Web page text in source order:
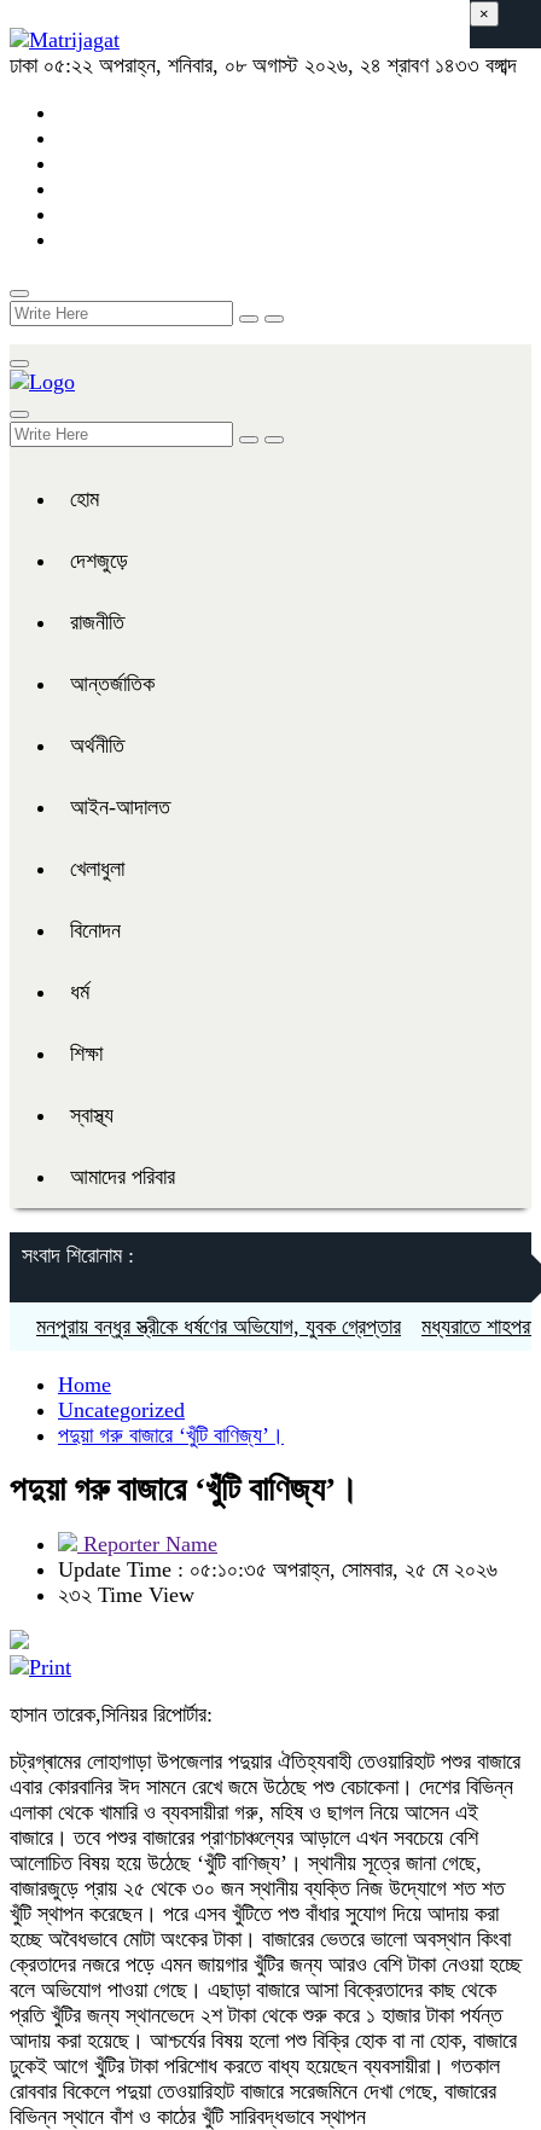
ঢাকা ০৫:২২ অপরাহ্ন, শনিবার, ০৮ অগাস্ট ২০২৬, ২৪ শ্রাবণ ১৪৩৩ বঙ্গাব্দ
হোম
দেশজুড়ে
রাজনীতি
আন্তর্জাতিক
অর্থনীতি
আইন-আদালত
খেলাধুলা
বিনোদন
ধর্ম
শিক্ষা
স্বাস্থ্য
আমাদের পরিবার
সংবাদ শিরোনাম :
বন্ধুর স্ত্রীকে ধর্ষণের অভিযোগ, যুবক গ্রেপ্তার মধ্যরাতে শাহপরান
×
Home
Uncategorized
পদুয়া গরু বাজারে ‘খুঁটি বাণিজ্য’।
পদুয়া গরু বাজারে ‘খুঁটি বাণিজ্য’।
Reporter Name
Update Time : ০৫:১০:৩৫ অপরাহ্ন, সোমবার, ২৫ মে ২০২৬
২৩২ Time View
হাসান তারেক,সিনিয়র রিপোর্টার:
চট্রগ্ৰামের লোহাগাড়া উপজেলার পদুয়ার ঐতিহ্যবাহী তেওয়ারিহাট পশুর বাজারে
এবার কোরবানির ঈদ সামনে রেখে জমে উঠেছে পশু বেচাকেনা। দেশের বিভিন্ন
এলাকা থেকে খামারি ও ব্যবসায়ীরা গরু, মহিষ ও ছাগল নিয়ে আসেন এই
বাজারে। তবে পশুর বাজারের প্রাণচাঞ্চল্যের আড়ালে এখন সবচেয়ে বেশি
আলোচিত বিষয় হয়ে উঠেছে ‘খুঁটি বাণিজ্য’। স্থানীয় সূত্রে জানা গেছে,
বাজারজুড়ে প্রায় ২৫ থেকে ৩০ জন স্থানীয় ব্যক্তি নিজ উদ্যোগে শত শত
খুঁটি স্থাপন করেছেন। পরে এসব খুঁটিতে পশু বাঁধার সুযোগ দিয়ে আদায় করা
হচ্ছে অবৈধভাবে মোটা অংকের টাকা। বাজারের ভেতরে ভালো অবস্থান কিংবা
ক্রেতাদের নজরে পড়ে এমন জায়গার খুঁটির জন্য আরও বেশি টাকা নেওয়া হচ্ছে
বলে অভিযোগ পাওয়া গেছে। এছাড়া বাজারে আসা বিক্রেতাদের কাছ থেকে
প্রতি খুঁটির জন্য স্থানভেদে ২শ টাকা থেকে শুরু করে ১ হাজার টাকা পর্যন্ত
আদায় করা হয়েছে। আশ্চর্যের বিষয় হলো পশু বিক্রি হোক বা না হোক, বাজারে
ঢুকেই আগে খুঁটির টাকা পরিশোধ করতে বাধ্য হয়েছেন ব্যবসায়ীরা। গতকাল
রোববার বিকেলে পদুয়া তেওয়ারিহাট বাজারে সরেজমিনে দেখা গেছে, বাজারের
বিভিন্ন স্থানে বাঁশ ও কাঠের খুঁটি সারিবদ্ধভাবে স্থাপন